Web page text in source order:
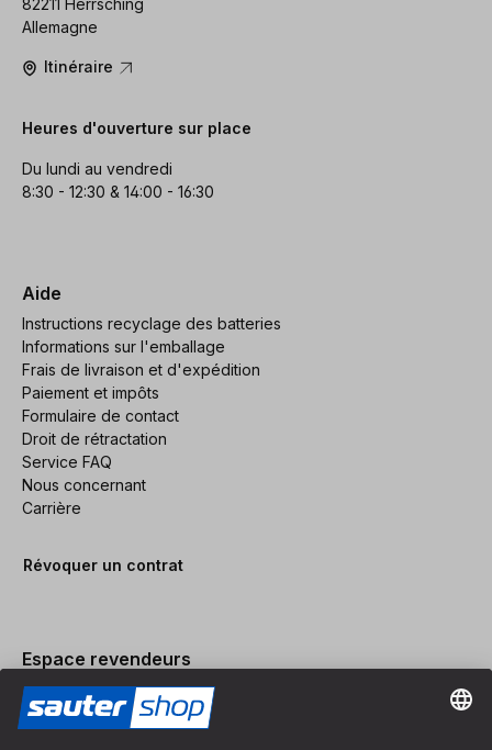
82211 Herrsching
Allemagne
Itinéraire
Heures d'ouverture sur place
Du lundi au vendredi
8:30 - 12:30 & 14:00 - 16:30
Aide
Instructions recyclage des batteries
Informations sur l'emballage
Frais de livraison et d'expédition
Paiement et impôts
Formulaire de contact
Droit de rétractation
Service FAQ
Nous concernant
Carrière
Révoquer un contrat
Espace revendeurs
Devenir revendeur